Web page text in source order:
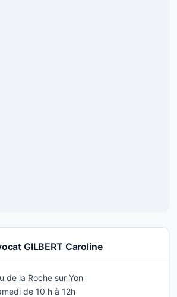
GILBERT Caroline
de la Roche sur Yon
de 10 h à 12h